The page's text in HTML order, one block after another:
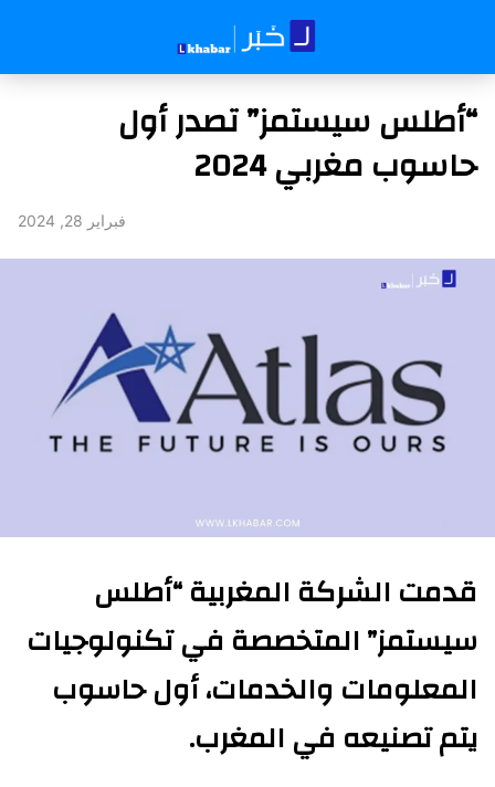
“أطلس سيستمز” تصدر أول
حاسوب مغربي 2024
فبراير 28, 2024
قدمت الشركة المغربية “أطلس
سيستمز” المتخصصة في تكنولوجيات
المعلومات والخدمات، أول حاسوب
يتم تصنيعه في المغرب.